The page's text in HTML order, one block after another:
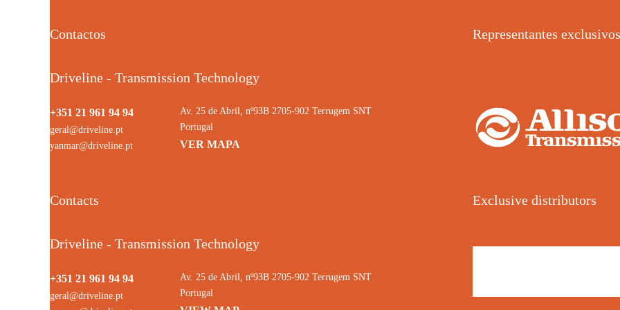
Contactos
Driveline - Transmission Technology
+351 21 961 94 94
geral@driveline.pt
yanmar@driveline.pt
Av. 25 de Abril, nº93B 2705-902 Terrugem SNT
Portugal
VER MAPA
Representantes exclusivos
Contacts
Driveline - Transmission Technology
+351 21 961 94 94
geral@driveline.pt
Av. 25 de Abril, nº93B 2705-902 Terrugem SNT
Portugal
Exclusive distributors